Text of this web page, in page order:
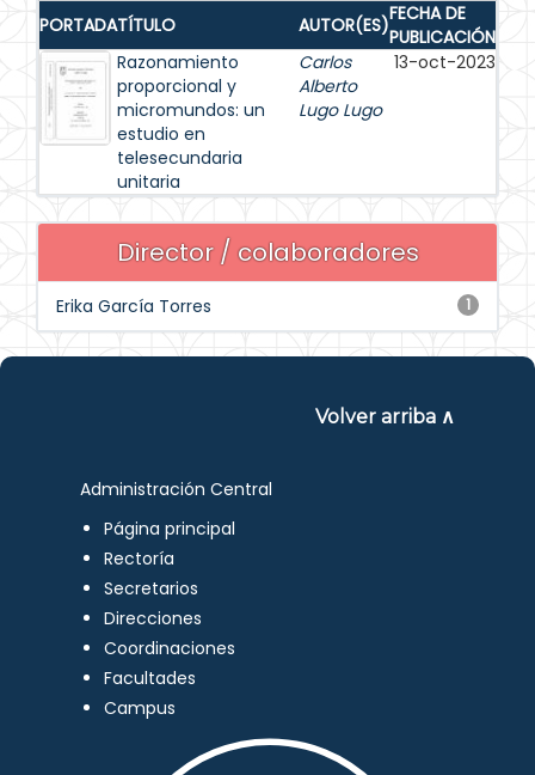
PORTADATÍTULO AUTOR(ES)FECHA DE
PUBLICACIÓN
Razonamiento
proporcional y
micromundos: un
estudio en
telesecundaria
unitaria
Carlos
Alberto
Lugo Lugo
13-oct-2023
Director / colaboradores
1
Erika García Torres
Volver arriba ∧
Administración Central
Página principal
Rectoría
Secretarios
Direcciones
Coordinaciones
Facultades
Campus